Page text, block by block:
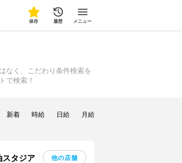
保存 履歴 メニュー
なく、こだわり条件検索を
で検索！
新着 時給 日給 月給
タジア
他の店舗